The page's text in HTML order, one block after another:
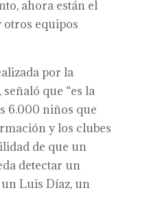
ahora están el
equipos
por la
que “es la
6.000 niños que
y los clubes
de que un
detectar un
Luis Díaz, un